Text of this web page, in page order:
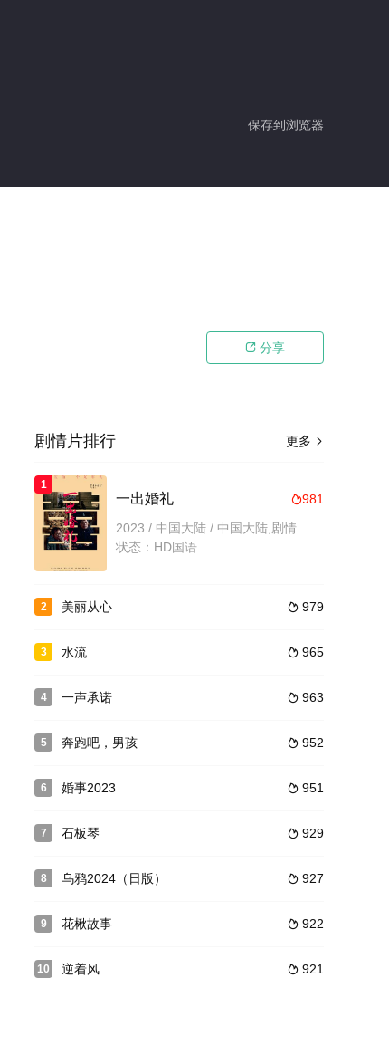
保存到浏览器
 分享
寞偷跑去诡异的山中寺
的首部作品名为《欣快》，找来伊
获得哈萨克斯坦石油开采权的小公司Killen合并，并就开采权向海湾某石
Nees
底下的一个妖怪吃掉了，而这个邻居恰巧
文世 饰）从长年工作的公司退休。期待着与妻子史枝（户田惠子 饰）
更多 
剧情片排行
1
981
一出婚礼
2023 / 中国大陆 / 中国大陆,剧情
状态：HD国语
2  979
美丽从心
3  965
水流
4  963
一声承诺
5  952
奔跑吧，男孩
6  951
婚事2023
7  929
石板琴
8  927
乌鸦2024（日版）
9  922
花楸故事
10  921
逆着风